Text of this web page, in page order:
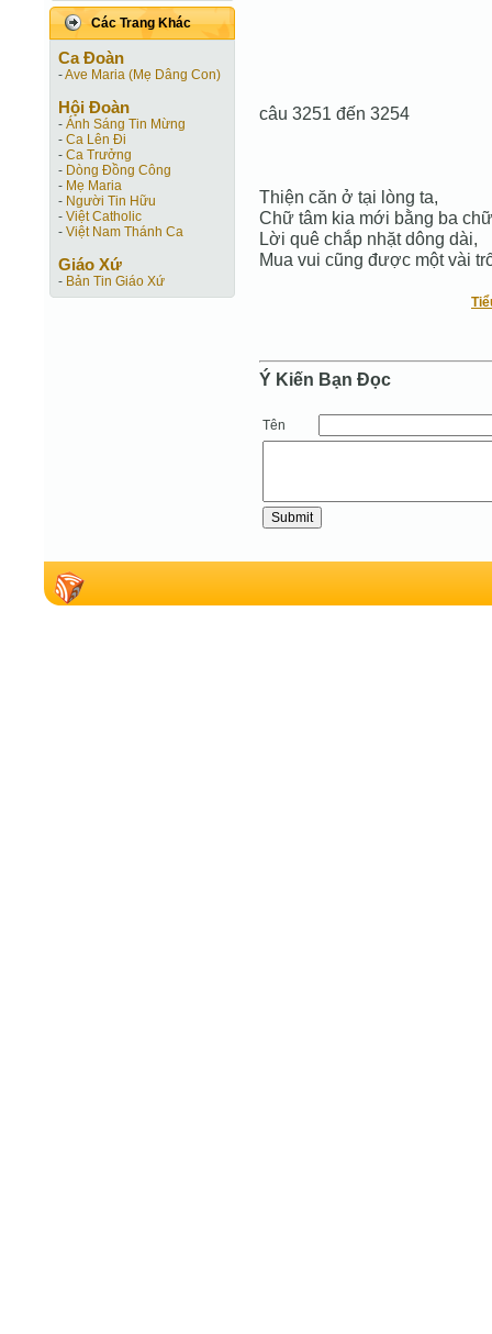
Các Trang Khác
Ca Ðoàn
-Ave Maria (Mẹ Dâng Con)
Hội Ðoàn
- Ánh Sáng Tin Mừng
- Ca Lên Đi
- Ca Trưởng
- Dòng Đồng Công
- Mẹ Maria
- Người Tin Hữu
- Việt Catholic
- Việt Nam Thánh Ca
Giáo Xứ
- Bản Tin Giáo Xứ
câu 3251 đến 3254
Thiện căn ở tại lòng ta,
Chữ tâm kia mới bằng ba
Lời quê chắp nhặt dông dài,
Mua vui cũng được một vài
Ý Kiến Bạn Ðọc
Tên